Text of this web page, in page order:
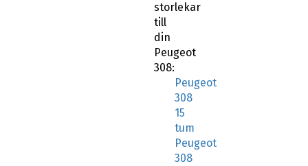
storlekar
till
din
Peugeot
308:
Peugeot
308
15
tum
Peugeot
308